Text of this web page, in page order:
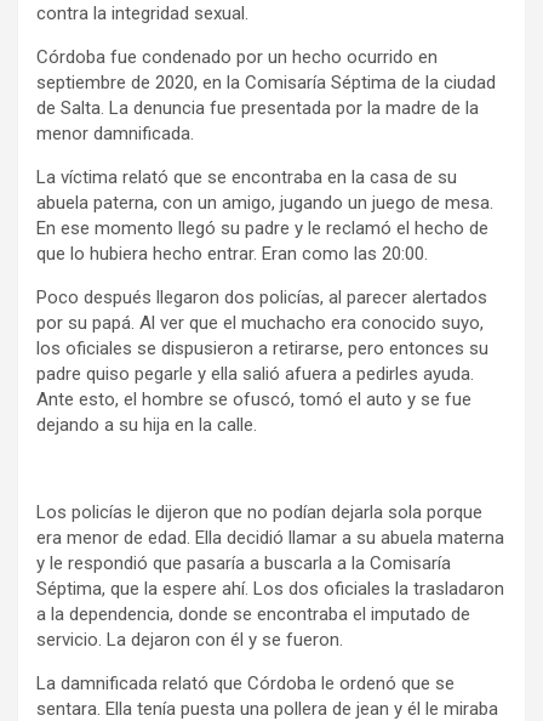
contra la integridad sexual.
Córdoba fue condenado por un hecho ocurrido en
septiembre de 2020, en la Comisaría Séptima de la ciudad
de Salta. La denuncia fue presentada por la madre de la
menor damnificada.
La víctima relató que se encontraba en la casa de su
abuela paterna, con un amigo, jugando un juego de mesa.
En ese momento llegó su padre y le reclamó el hecho de
que lo hubiera hecho entrar. Eran como las 20:00.
Poco después llegaron dos policías, al parecer alertados
por su papá. Al ver que el muchacho era conocido suyo,
los oficiales se dispusieron a retirarse, pero entonces su
padre quiso pegarle y ella salió afuera a pedirles ayuda.
Ante esto, el hombre se ofuscó, tomó el auto y se fue
dejando a su hija en la calle.
Los policías le dijeron que no podían dejarla sola porque
era menor de edad. Ella decidió llamar a su abuela materna
y le respondió que pasaría a buscarla a la Comisaría
Séptima, que la espere ahí. Los dos oficiales la trasladaron
a la dependencia, donde se encontraba el imputado de
servicio. La dejaron con él y se fueron.
La damnificada relató que Córdoba le ordenó que se
sentara. Ella tenía puesta una pollera de jean y él le miraba